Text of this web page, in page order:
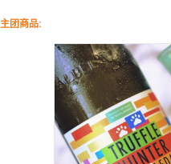
主团商品: